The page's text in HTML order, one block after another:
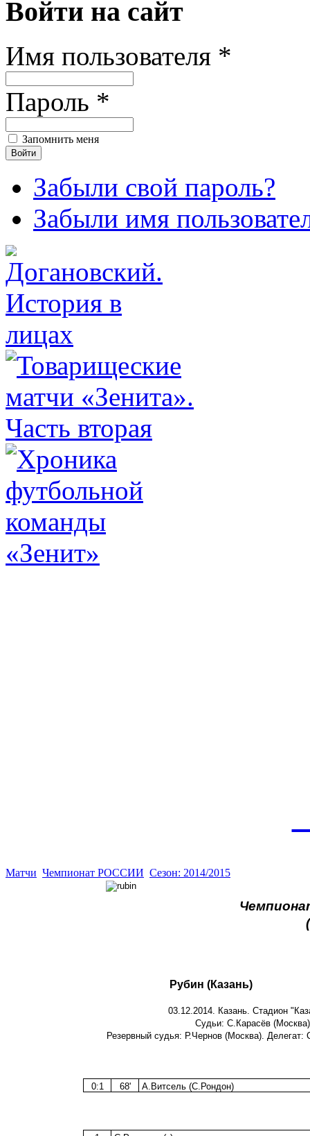
Войти на сайт
Имя пользователя *
Пароль *
Запомнить меня
Забыли свой пароль?
Забыли имя
Матчи Чемпионат РОССИИ Сезон: 2014/2015
Рубин (Казань)
03.12.2014. Казань. Стадион
Судьи: С.Карасёв
Резервный судья: Р.Чернов (Москва).
0:1 68' А.Витсель (С.Рондон)